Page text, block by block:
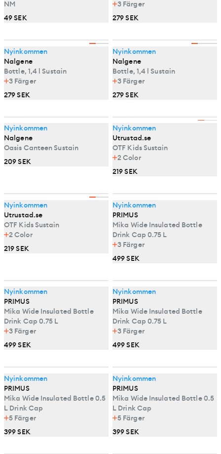
NM
49 SEK
3 Färger
279 SEK
Nyinkommen
Nalgene
Bottle, 1,4 l Sustain
3 Färger
279 SEK
Nyinkommen
Nalgene
Bottle, 1,4 l Sustain
3 Färger
279 SEK
Nyinkommen
Nalgene
Oasis Canteen Sustain
209 SEK
Nyinkommen
Utrustad.se
OTF Kids Sustain
2Color
219 SEK
Nyinkommen
Utrustad.se
OTF Kids Sustain
2Color
219 SEK
Nyinkommen
PRIMUS
Mika Wide Insulated Bottle
Drink Cap 0.75 L
3 Färger
499 SEK
Nyinkommen
PRIMUS
Mika Wide Insulated Bottle
Drink Cap 0.75 L
3 Färger
499 SEK
Nyinkommen
PRIMUS
Mika Wide Insulated Bottle
Drink Cap 0.75 L
3 Färger
499 SEK
Nyinkommen
PRIMUS
Mika Wide Insulated Bottle 0.5
L Drink Cap
5 Färger
399 SEK
Nyinkommen
PRIMUS
Mika Wide Insulated Bottle 0.5
L Drink Cap
5 Färger
399 SEK